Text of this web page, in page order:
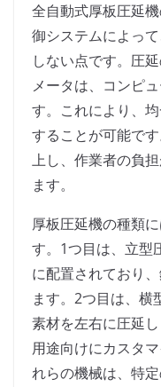
全自動式厚板圧延
御システムによっ
しない点です。圧
メータは、コンピ
す。これにより、
することが可能で
上し、作業者の負
ます。
厚板圧延機の種類
す。1つ目は、立型
に配置されており
ます。2つ目は、横
素材を左右に圧延
用途向けにカスタ
れらの機械は、特